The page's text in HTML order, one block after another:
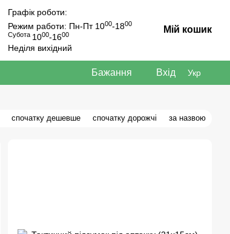
Графік роботи:
Режим работи: Пн-Пт 1000-1800
Субота 1000-1600
Неділя вихідний
Мій кошик
Бажання Вхід Укр
спочатку дешевше спочатку дорожчі за назвою